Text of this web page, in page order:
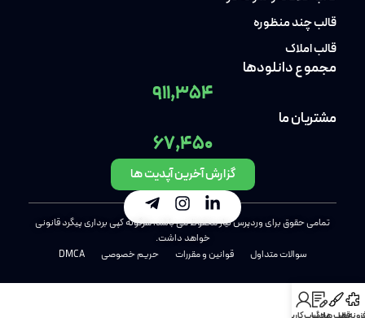
قالب چند منظوره
قالب املاک
مجموع دانلودها
911,354
مشتریان ما
67,450
گزارش آخرین آپدیت ها
تمامی حقوق برای وردپرس نیاز محفوظ می باشد، هرگونه کپی برداری پیگرد قانونی
خواهد داشت.
سوالات متداول
قوانین و مقررات حریم خصوصی DMCA